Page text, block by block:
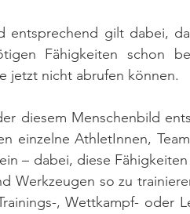
entsprechend gilt dabei,
Fähigkeiten schon
jetzt nicht abrufen können.
diesem Menschenbild
einzelne AthletInnen,
– dabei, diese
Werkzeugen so zu
, Wettkampf- oder